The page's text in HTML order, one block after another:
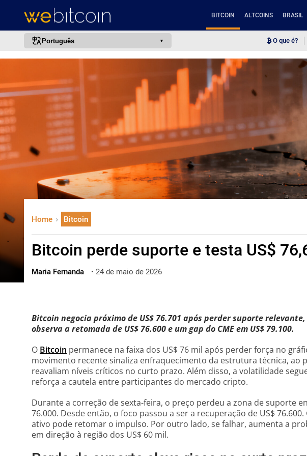
BITCOIN ALTCOINS BRASIL
Português
english
español
français
italiano
deutsch
日本語
русский
العربية
ไทย
ქართული
O que é?
Home Bitcoin
Bitcoin perde suporte e testa US$
Maria Fernanda • 24 de maio de 2026
Bitcoin negocia próximo de US$ 76.701 após perder suporte
observa a retomada de US$ 76.600 e um gap do CME em US$ 79.100.
O Bitcoin permanece na faixa dos US$ 76 mil após perder força no
movimento recente sinaliza enfraquecimento da estrutura técnica, ao
reavaliam níveis críticos no curto prazo. Além disso, a volatilidade
reforça a cautela entre participantes do mercado cripto.
Durante a correção de sexta-feira, o preço perdeu a zona de suporte
76.000. Desde então, o foco passou a ser a recuperação de US$
ativo pode retomar o impulso. Por outro lado, se falhar, aumenta a
em direção à região dos US$ 60 mil.